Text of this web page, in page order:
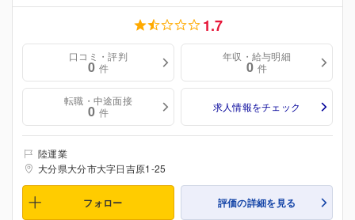
1.7
口コミ・評判
0 件
年収・給与明細
0 件
転職・中途面接
0 件 求人情報をチェック
陸運業
大分県大分市大字日吉原1-25
フォロー 評価の詳細を見る